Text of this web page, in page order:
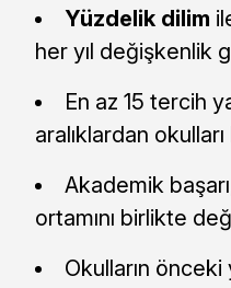
Yüzdelik dilim
her yıl değişkenlik
En az 15 tercih
aralıklardan
Akademik
ortamını birlikte
Okulların